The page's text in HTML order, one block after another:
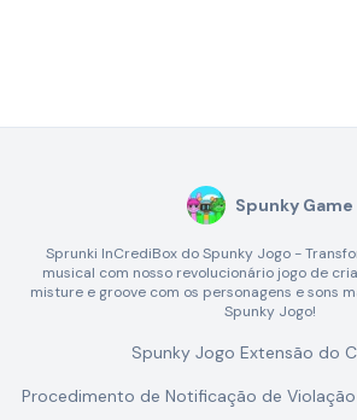
Spunky Game
Sprunki InCrediBox do Spunky Jogo -
musical com nosso revolucionário jogo de
misture e groove com os personagens e sons
Spunky Jogo!
Spunky Jogo Extensão do
Procedimento de Notificação de